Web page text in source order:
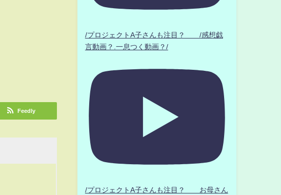
Feedly
/プロジェクトA子さんも注目？ /感想戯
言動画？.一息つく動画？/
/プロジェクトA子さんも注目？ お母さん